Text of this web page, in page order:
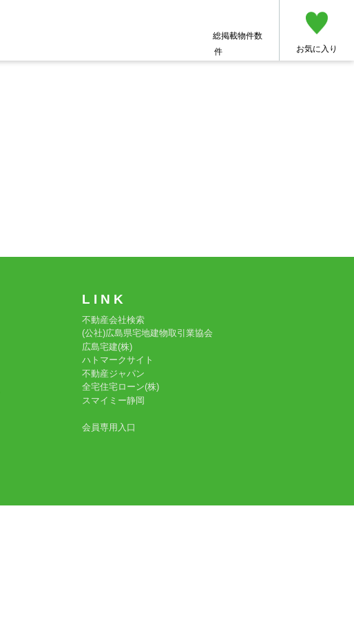
総掲載物件数
件
お気に入り
L I N K
不動産会社検索
(公社)広島県宅地建物取引業協会
広島宅建(株)
ハトマークサイト
不動産ジャパン
全宅住宅ローン(株)
スマイミー静岡
会員専用入口